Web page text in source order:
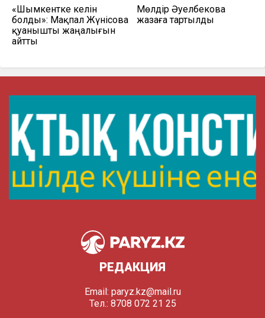
«Шымкентке келін
болды»: Мақпал Жүнісова
қуанышты жаңалығын
айтты
Мөлдір Әуелбекова
жазаға тартылды
РЕДАКЦИЯ
Email: paryz.kz@mail.ru
Тел.: 8708 072 21 25